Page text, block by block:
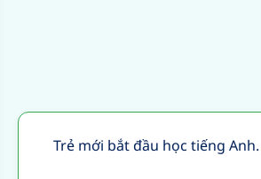
Trẻ mới bắt đầu học tiếng Anh.